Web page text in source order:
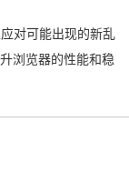
对可能出现的新乱
浏览器的性能和稳